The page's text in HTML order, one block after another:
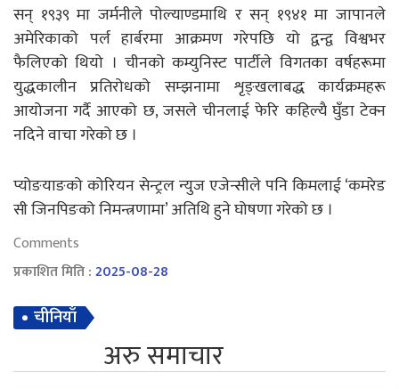
सन् १९३९ मा जर्मनीले पोल्याण्डमाथि र सन् १९४१ मा जापानले
अमेरिकाको पर्ल हार्बरमा आक्रमण गरेपछि यो द्वन्द्व विश्वभर
फैलिएको थियो । चीनको कम्युनिस्ट पार्टीले विगतका वर्षहरूमा
युद्धकालीन प्रतिरोधको सम्झनामा शृङ्खलाबद्ध कार्यक्रमहरू
आयोजना गर्दै आएको छ, जसले चीनलाई फेरि कहिल्यै घुँडा टेक्न
नदिने वाचा गरेको छ ।
प्योङयाङको कोरियन सेन्ट्रल न्युज एजेन्सीले पनि किमलाई ‘कमरेड
सी जिनपिङको निमन्त्रणामा’ अतिथि हुने घोषणा गरेको छ ।
Comments
प्रकाशित मिति :2025-08-28
चीनियाँ
अरु समाचार